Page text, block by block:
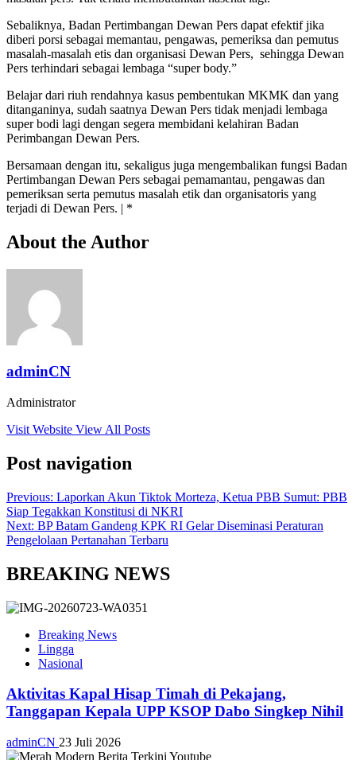
Sebaliknya, Badan Pertimbangan Dewan Pers dapat efektif jika
diberi porsi sebagai memantau, pengawas, pemeriksa dan pemutus
masalah-masalah etis dan organisasi Dewan Pers, sehingga Dewan
Pers terhindari sebagai lembaga “super body.”
Belajar dari riuh rendahnya kasus pembentukan MKMK dan yang
ditanganinya, sudah saatnya Dewan Pers tidak menjadi lembaga
super bodi lagi dengan segera membidani kelahiran Badan
Perimbangan Dewan Pers.
Bersamaan dengan itu, sekaligus juga mengembalikan fungsi Badan
Pertimbangan Dewan Pers sebagai pemamantau, pengawas dan
pemeriksan serta pemutus masalah etik dan organisatoris yang
terjadi di Dewan Pers. | *
About the Author
adminCN
Administrator
Visit Website View All Posts
Post navigation
Previous: Laporkan Akun Tiktok Morteza, Ketua PBB Sumut: PBB
Siap Tegakkan Konstitusi di NKRI
Next: BP Batam Gandeng KPK RI Gelar Diseminasi Peraturan
Pengelolaan Pertanahan Terbaru
BREAKING NEWS
Breaking News
Lingga
Nasional
Aktivitas Kapal Hisap Timah di Pekajang,
Tanggapan Kepala UPP KSOP Dabo Singkep Nihil
adminCN 23 Juli 2026